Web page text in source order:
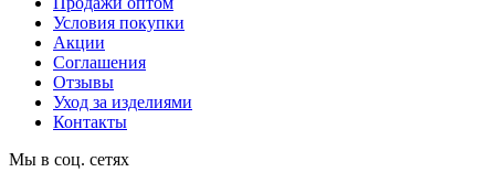
Условия покупки
Акции
Соглашения
Отзывы
Уход за изделиями
Контакты
Мы в соц. сетях